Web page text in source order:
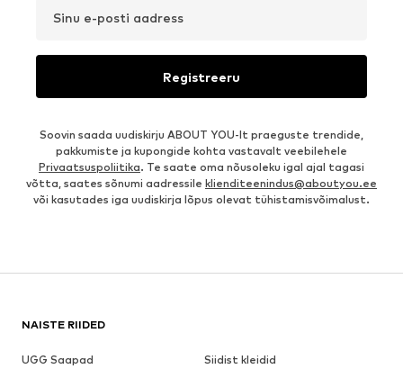
Sinu e-posti aadress
Registreeru
Soovin saada uudiskirju ABOUT YOU-lt praeguste trendide,
pakkumiste ja kupongide kohta vastavalt veebilehele
Privaatsuspoliitika. Te saate oma nõusoleku igal ajal tagasi
võtta, saates sõnumi aadressile klienditeenindus@aboutyou.ee
või kasutades iga uudiskirja lõpus olevat tühistamisvõimalust.
NAISTE RIIDED
UGG Saapad
Siidist kleidid